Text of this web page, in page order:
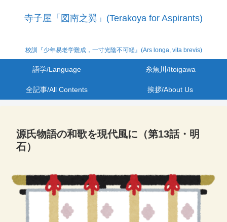
寺子屋「図南之翼」(Terakoya for Aspirants)
校訓『少年易老学難成，一寸光陰不可軽』(Ars longa, vita brevis)
語学/Language 糸魚川/Itoigawa
全記事/All Contents 挨拶/About Us
源氏物語の和歌を現代風に（第13話・明
石）